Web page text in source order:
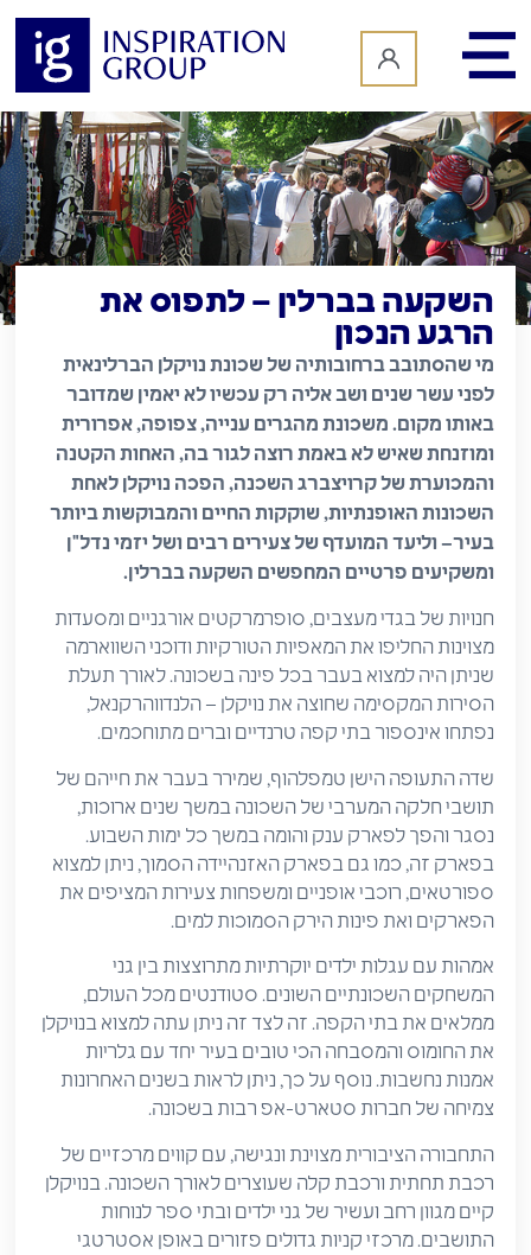
השקעה בברלין – לתפוס את
הרגע הנכון
מי שהסתובב ברחובותיה של שכונת נויקלן הברלינאית
לפני עשר שנים ושב אליה רק עכשיו לא יאמין שמדובר
באותו מקום. משכונת מהגרים ענייה, צפופה, אפרורית
ומוזנחת שאיש לא באמת רוצה לגור בה, האחות הקטנה
והמכוערת של קרויצברג השכנה, הפכה נויקלן לאחת
השכונות האופנתיות, שוקקות החיים והמבוקשות ביותר
בעיר– וליעד המועדף של צעירים רבים ושל יזמי נדל"ן
ומשקיעים פרטיים המחפשים השקעה בברלין.
חנויות של בגדי מעצבים, סופרמרקטים אורגניים ומסעדות
מצוינות החליפו את המאפיות הטורקיות ודוכני השווארמה
שניתן היה למצוא בעבר בכל פינה בשכונה. לאורך תעלת
הסירות המקסימה שחוצה את נויקלן – הלנדווהרקנאל,
נפתחו אינספור בתי קפה טרנדיים וברים מתוחכמים.
שדה התעופה הישן טמפלהוף, שמירר בעבר את חייהם של
תושבי חלקה המערבי של השכונה במשך שנים ארוכות,
נסגר והפך לפארק ענק והומה במשך כל ימות השבוע.
בפארק זה, כמו גם בפארק האזנהיידה הסמוך, ניתן למצוא
ספורטאים, רוכבי אופניים ומשפחות צעירות המציפים את
הפארקים ואת פינות הירק הסמוכות למים.
אמהות עם עגלות ילדים יוקרתיות מתרוצצות בין גני
המשחקים השכונתיים השונים. סטודנטים מכל העולם,
ממלאים את בתי הקפה. זה לצד זה ניתן עתה למצוא בנויקלן
את החומוס והמסבחה הכי טובים בעיר יחד עם גלריות
אמנות נחשבות. נוסף על כך, ניתן לראות בשנים האחרונות
צמיחה של חברות סטארט-אפ רבות בשכונה.
התחבורה הציבורית מצוינת ונגישה, עם קווים מרכזיים של
רכבת תחתית ורכבת קלה שעוצרים לאורך השכונה. בנויקלן
קיים מגוון רחב ועשיר של גני ילדים ובתי ספר לנוחות
התושבים. מרכזי קניות גדולים פזורים באופן אסטרטגי